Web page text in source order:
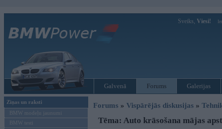
Sveiks, Viesi!
Galvenā Forums Galerijas
Ziņas un raksti
BMW modeļu jaunumi
BMW testi
Forums » Vispārējās diskusijas »
Tēma: Auto krāsošana mājas